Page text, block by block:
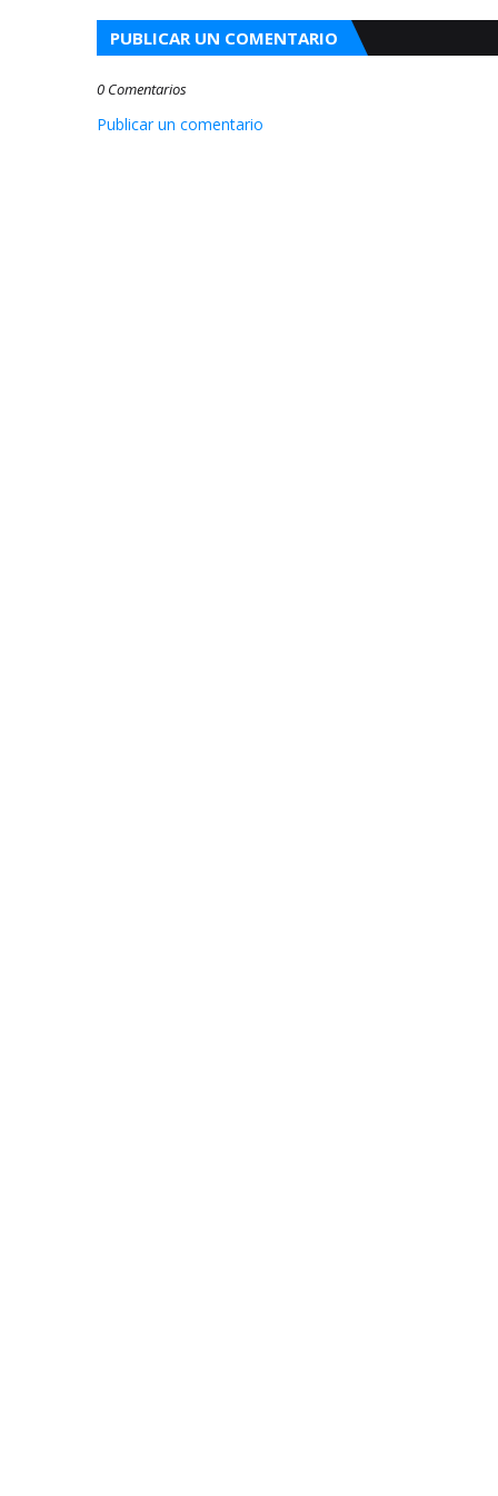
PUBLICAR UN COMENTARIO
0 Comentarios
Publicar un comentario